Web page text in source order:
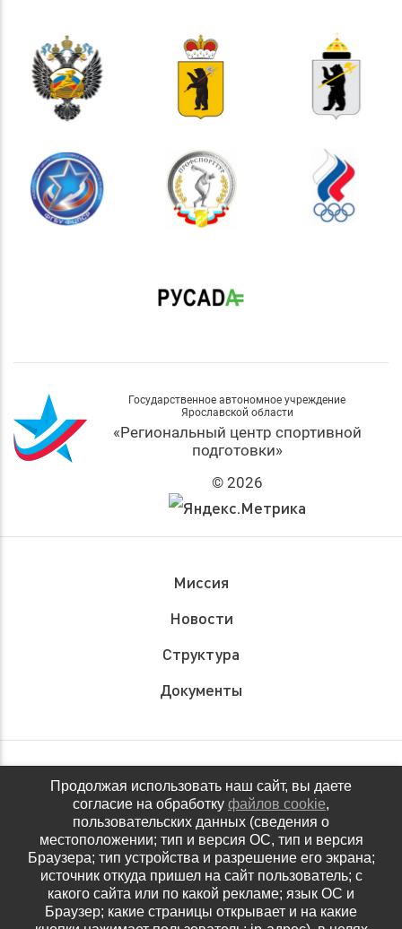
Государственное автономное учреждение
Ярославской области
«Региональный центр спортивной
подготовки»
© 2026
Миссия
Новости
Структура
Документы
Обращения граждан
Антидопинговое обеспечение
Контакты
Политика конфиденциальности
Продолжая использовать наш сайт, вы даете
согласие на обработку файлов cookie,
пользовательских данных (сведения о
местоположении; тип и версия ОС, тип и версия
Браузера; тип устройства и разрешение его экрана;
источник откуда пришел на сайт пользователь; с
какого сайта или по какой рекламе; язык ОС и
Браузер; какие страницы открывает и на какие